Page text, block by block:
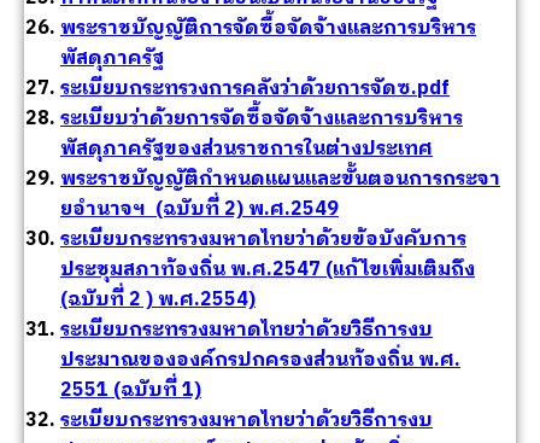
พระราชบัญญัติการจัดซื้อจัดจ้างและการบริหาร
พัสดุภาครัฐ
ระเบียบกระทรวงการคลังว่าด้วยการจัดซ.pdf
ระเบียบว่าด้วยการจัดซื้อจัดจ้างและการบริหาร
พัสดุภาครัฐของส่วนราชการในต่างประเทศ
พระราชบัญญัติกำหนดแผนและขั้นตอนการกระจา
ยอำนาจฯ (ฉบับที่ 2) พ.ศ.2549
ระเบียบกระทรวงมหาดไทยว่าด้วยข้อบังคับการ
ประชุมสภาท้องถิ่น พ.ศ.2547 (แก้ไขเพิ่มเติมถึง
(ฉบับที่ 2 ) พ.ศ.2554)
ระเบียบกระทรวงมหาดไทยว่าด้วยวิธีการงบ
ประมาณขององค์กรปกครองส่วนท้องถิ่น พ.ศ.
2551 (ฉบับที่ 1)
ระเบียบกระทรวงมหาดไทยว่าด้วยวิธีการงบ